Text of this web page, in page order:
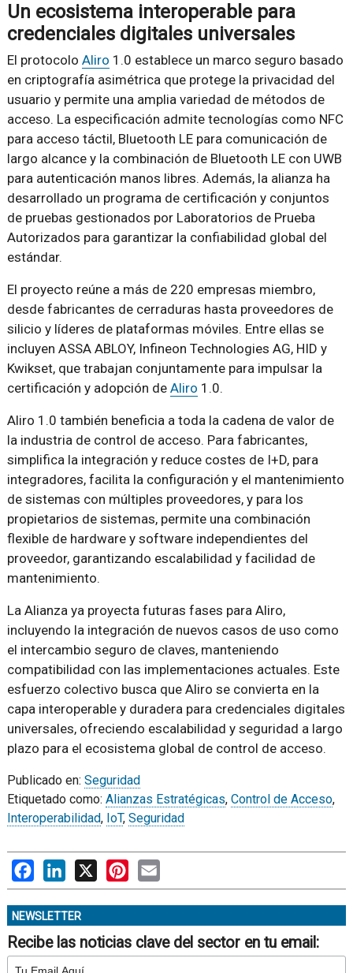
Un ecosistema interoperable para
credenciales digitales universales
El protocolo Aliro 1.0 establece un marco seguro basado
en criptografía asimétrica que protege la privacidad del
usuario y permite una amplia variedad de métodos de
acceso. La especificación admite tecnologías como NFC
para acceso táctil, Bluetooth LE para comunicación de
largo alcance y la combinación de Bluetooth LE con UWB
para autenticación manos libres. Además, la alianza ha
desarrollado un programa de certificación y conjuntos
de pruebas gestionados por Laboratorios de Prueba
Autorizados para garantizar la confiabilidad global del
estándar.
El proyecto reúne a más de 220 empresas miembro,
desde fabricantes de cerraduras hasta proveedores de
silicio y líderes de plataformas móviles. Entre ellas se
incluyen ASSA ABLOY, Infineon Technologies AG, HID y
Kwikset, que trabajan conjuntamente para impulsar la
certificación y adopción de Aliro 1.0.
Aliro 1.0 también beneficia a toda la cadena de valor de
la industria de control de acceso. Para fabricantes,
simplifica la integración y reduce costes de I+D, para
integradores, facilita la configuración y el mantenimiento
de sistemas con múltiples proveedores, y para los
propietarios de sistemas, permite una combinación
flexible de hardware y software independientes del
proveedor, garantizando escalabilidad y facilidad de
mantenimiento.
La Alianza ya proyecta futuras fases para Aliro,
incluyendo la integración de nuevos casos de uso como
el intercambio seguro de claves, manteniendo
compatibilidad con las implementaciones actuales. Este
esfuerzo colectivo busca que Aliro se convierta en la
capa interoperable y duradera para credenciales digitales
universales, ofreciendo escalabilidad y seguridad a largo
plazo para el ecosistema global de control de acceso.
Publicado en: Seguridad
Etiquetado como: Alianzas Estratégicas, Control de Acceso,
Interoperabilidad, IoT, Seguridad
FacebookLinkedIn Pinterest
NEWSLETTER
Recibe las noticias clave del sector en tu email: